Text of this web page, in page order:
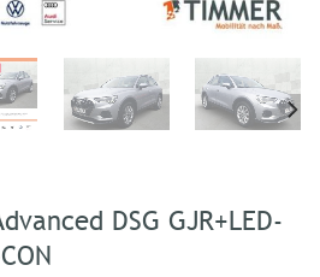
DSG GJR+LED-